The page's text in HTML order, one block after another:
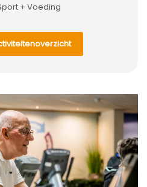
+ Voeding